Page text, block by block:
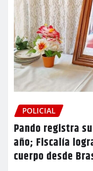
POLICIAL
Pando registra
año; Fiscalía
cuerpo desde